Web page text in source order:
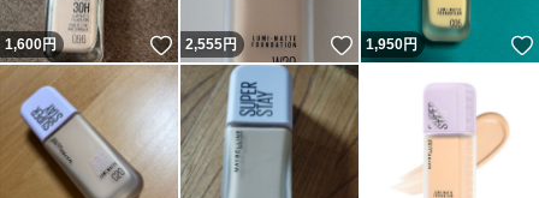
1,600円 いいね！
2,555円 いいね！
1,950円